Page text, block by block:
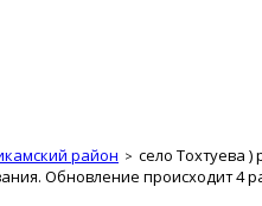
район село Тохтуева )
Обновление происходит 4